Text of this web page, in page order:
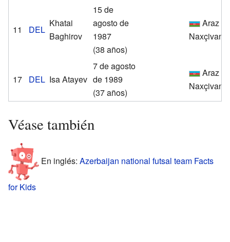
11 DEL
Khatai
Baghirov
15 de
agosto de
1987
(38 años)
Araz
Naxçivan
17 DEL Isa Atayev
7 de agosto
de 1989
(37 años)
Araz
Naxçivan
Véase también
En inglés: Azerbaijan national futsal team Facts
for Kids